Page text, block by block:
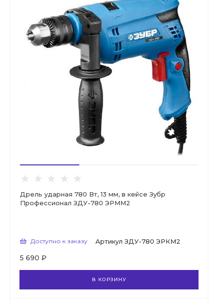
Дрель ударная 780 Вт, 13 мм, в кейсе Зубр
Профессионал ЗДУ-780 ЭРММ2
Доступно к заказу Артикул ЗДУ-780 ЭРКМ2
5 690 ₽
В КОРЗИНУ